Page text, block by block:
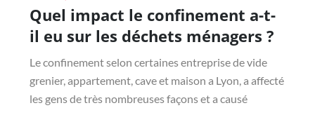
on
Quel impact le confinement a-t-
il eu sur les déchets ménagers ?
Le confinement selon certaines entreprise de vide
grenier, appartement, cave et maison a Lyon, a affecté
les gens de très nombreuses façons et a causé